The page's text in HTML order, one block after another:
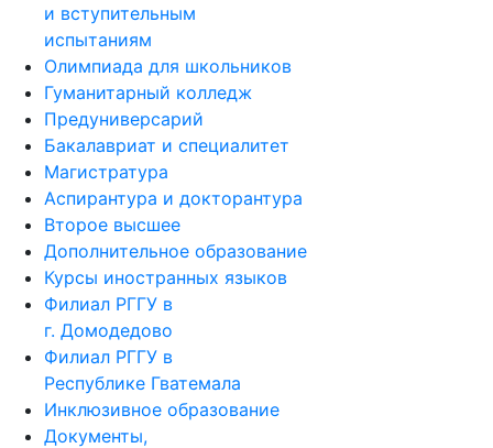
и вступительным
испытаниям
Олимпиада для школьников
Гуманитарный колледж
Предуниверсарий
Бакалавриат и специалитет
Магистратура
Аспирантура и докторантура
Второе высшее
Дополнительное образование
Курсы иностранных языков
Филиал РГГУ в
г. Домодедово
Филиал РГГУ в
Республике Гватемала
Инклюзивное образование
Документы,